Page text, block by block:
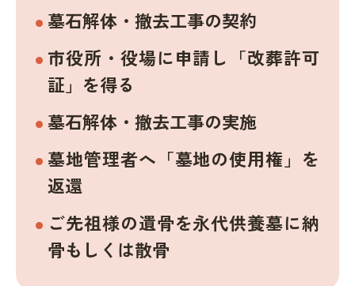
墓石解体・撤去工事の契約
市役所・役場に申請し「改葬許可
証」を得る
墓石解体・撤去工事の実施
墓地管理者へ「墓地の使用権」を
返還
ご先祖様の遺骨を永代供養墓に納
骨もしくは散骨